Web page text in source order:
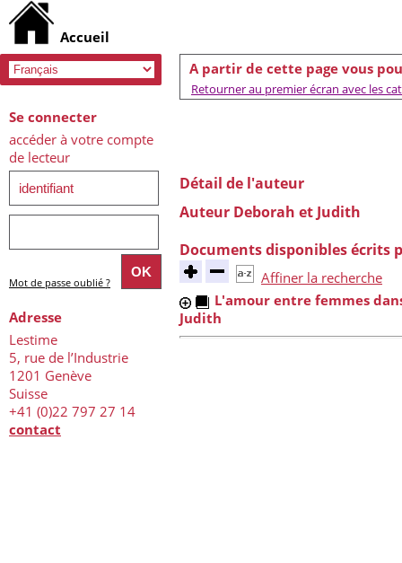
A partir de cette page vous
Retourner au premier écran avec les
Détail de l'auteur
Auteur Deborah et Judith
Documents disponibles écrits
Affiner la recherche
L'amour entre femmes
Judith
Se connecter
accéder à votre compte
de lecteur
Mot de passe oublié ?
Adresse
Lestime
5, rue de l’Industrie
1201 Genève
Suisse
+41 (0)22 797 27 14
contact